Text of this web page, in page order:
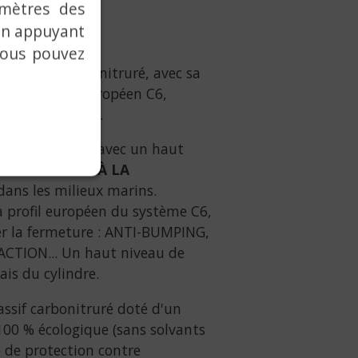
massif carbonitruré, avec sa
à profil européen C6,
à l'intrusion.
Fabriqué avec un haut
RÉSISTENCE À LA
les milieux marins.
profil européen du système C6,
la fermeture : ANTI-BUMPING,
Un haut niveau de
du cylindre.
carbonitruré doté d'un
% écologique (sans solvants
de protection contre
des
appuyant
pouvez